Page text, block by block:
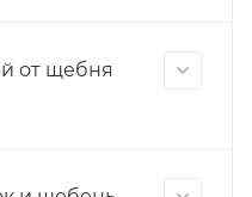
от щебня